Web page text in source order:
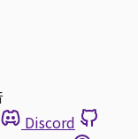
Discord